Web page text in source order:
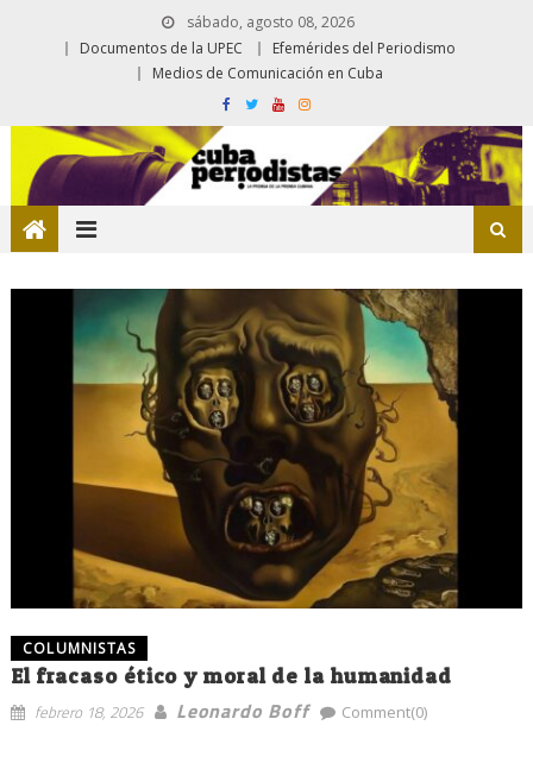
sábado, agosto 08, 2026
Documentos de la UPEC
Efemérides del Periodismo
Medios de Comunicación en Cuba
COLUMNISTAS
El fracaso ético y moral de la humanidad
febrero 18, 2026 Leonardo Boff Comment(0)